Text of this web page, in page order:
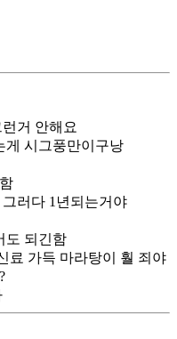
거 안해요
게 시그풍만이구낭
러다 1년되는거야
도 되긴함
료 가득 마라탕이 훨 죄야